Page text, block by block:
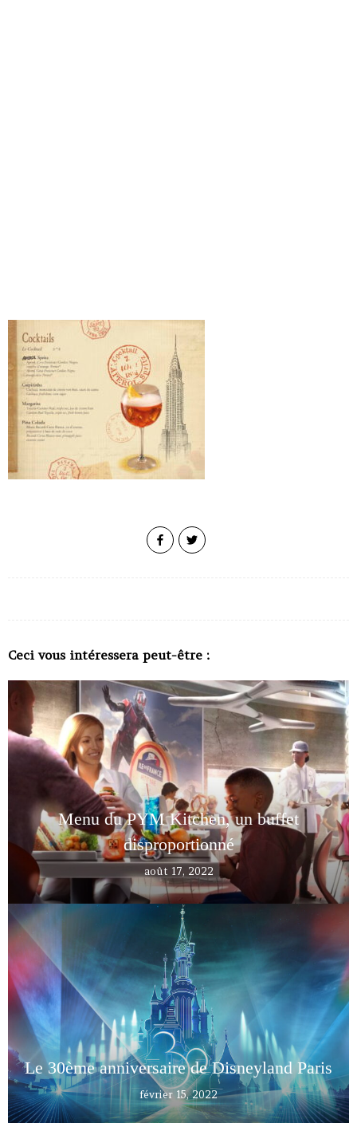
Ceci vous intéressera peut-être :
Menu du PYM Kitchen, un buffet
disproportionné
août 17, 2022
Le 30ème anniversaire de Disneyland Paris
février 15, 2022